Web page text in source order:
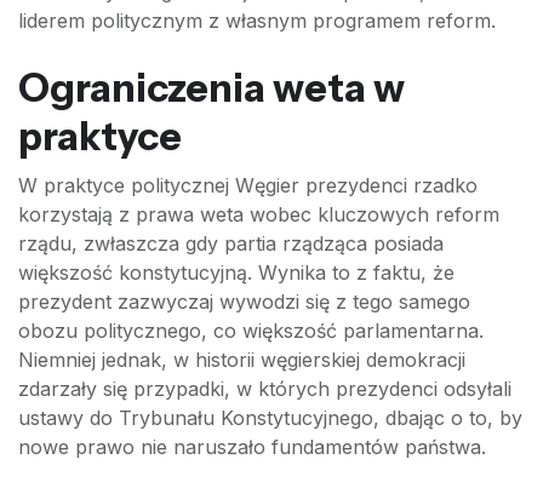
liderem politycznym z własnym programem reform.
Ograniczenia weta w
praktyce
W praktyce politycznej Węgier prezydenci rzadko
korzystają z prawa weta wobec kluczowych reform
rządu, zwłaszcza gdy partia rządząca posiada
większość konstytucyjną. Wynika to z faktu, że
prezydent zazwyczaj wywodzi się z tego samego
obozu politycznego, co większość parlamentarna.
Niemniej jednak, w historii węgierskiej demokracji
zdarzały się przypadki, w których prezydenci odsyłali
ustawy do Trybunału Konstytucyjnego, dbając o to, by
nowe prawo nie naruszało fundamentów państwa.